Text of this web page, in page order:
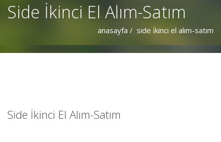
Side İkinci El Alım-Satım
anasayfa/ side i̇kinci el alım-satım
Side İkinci El Alım-Satım